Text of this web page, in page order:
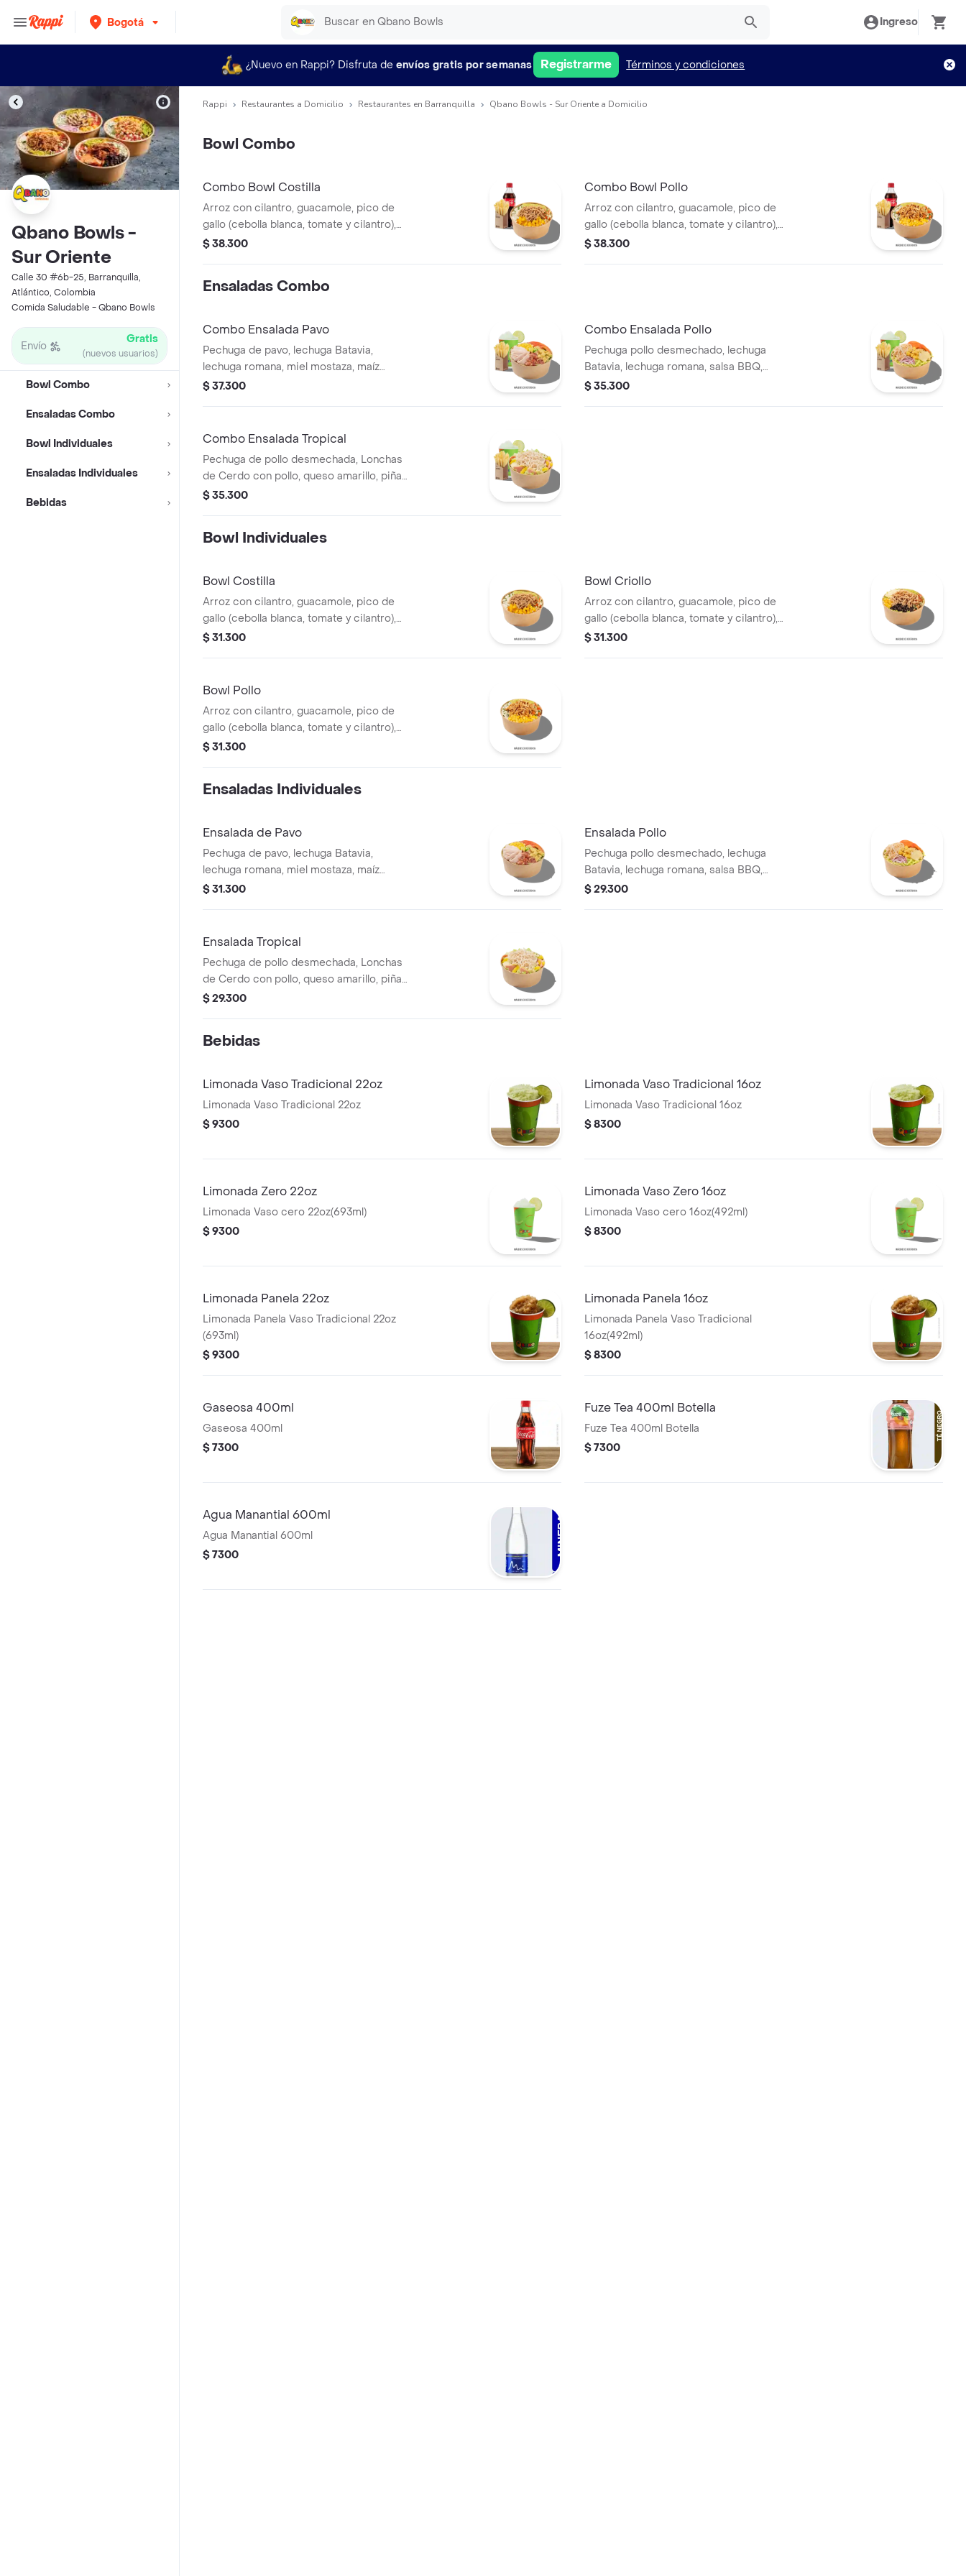
Bogotá Ingreso
¿Nuevo en Rappi? Disfruta de envíos gratis por semanas Registrarme Términos y condiciones
Qbano Bowls -
Sur Oriente
Calle 30 #6b-25, Barranquilla,
Atlántico, Colombia
Comida Saludable - Qbano Bowls
Envío Gratis
(nuevos usuarios)
Bowl Combo
Ensaladas Combo
Bowl Individuales
Ensaladas Individuales
Bebidas
Rappi Restaurantes a Domicilio Restaurantes en Barranquilla Qbano Bowls - Sur Oriente a Domicilio
Bowl Combo
Combo Bowl Costilla
Arroz con cilantro, guacamole, pico de
gallo (cebolla blanca, tomate y cilantro),
piña calada asada y costilla de cerdo
$ 38.300
Combo Bowl Pollo
Arroz con cilantro, guacamole, pico de
gallo (cebolla blanca, tomate y cilantro),
maíz tierno, hogo y pechuga de pollo
$ 38.300
Ensaladas Combo
Combo Ensalada Pavo
Pechuga de pavo, lechuga Batavia,
lechuga romana, miel mostaza, maíz
tierno, tomate chonto, croutones y
$ 37.300
Combo Ensalada Pollo
Pechuga pollo desmechado, lechuga
Batavia, lechuga romana, salsa BBQ,
tomate chonto, queso mozzarella, cebolla
$ 35.300
Combo Ensalada Tropical
Pechuga de pollo desmechada, Lonchas
de Cerdo con pollo, queso amarillo, piña
calada, lechuga batavia y mayonesa.
$ 35.300
Bowl Individuales
Bowl Costilla
Arroz con cilantro, guacamole, pico de
gallo (cebolla blanca, tomate y cilantro),
piña calada asada y costilla de cerdo
$ 31.300
Bowl Criollo
Arroz con cilantro, guacamole, pico de
gallo (cebolla blanca, tomate y cilantro),
carne de res desmechada, hogo, chorizo
$ 31.300
Bowl Pollo
Arroz con cilantro, guacamole, pico de
gallo (cebolla blanca, tomate y cilantro),
maíz tierno, hogo y pechuga de pollo
$ 31.300
Ensaladas Individuales
Ensalada de Pavo
Pechuga de pavo, lechuga Batavia,
lechuga romana, miel mostaza, maíz
tierno, tomate chonto, croutones y
$ 31.300
Ensalada Pollo
Pechuga pollo desmechado, lechuga
Batavia, lechuga romana, salsa BBQ,
tomate chonto, queso mozzarella, cebolla
$ 29.300
Ensalada Tropical
Pechuga de pollo desmechada, Lonchas
de Cerdo con pollo, queso amarillo, piña
calada, lechuga batavia y mayonesa.
$ 29.300
Bebidas
Limonada Vaso Tradicional 22oz
Limonada Vaso Tradicional 22oz
$ 9300
Limonada Vaso Tradicional 16oz
Limonada Vaso Tradicional 16oz
$ 8300
Limonada Zero 22oz
Limonada Vaso cero 22oz(693ml)
$ 9300
Limonada Vaso Zero 16oz
Limonada Vaso cero 16oz(492ml)
$ 8300
Limonada Panela 22oz
Limonada Panela Vaso Tradicional 22oz
(693ml)
$ 9300
Limonada Panela 16oz
Limonada Panela Vaso Tradicional
16oz(492ml)
$ 8300
Gaseosa 400ml
Gaseosa 400ml
$ 7300
Fuze Tea 400ml Botella
Fuze Tea 400ml Botella
$ 7300
Agua Manantial 600ml
Agua Manantial 600ml
$ 7300